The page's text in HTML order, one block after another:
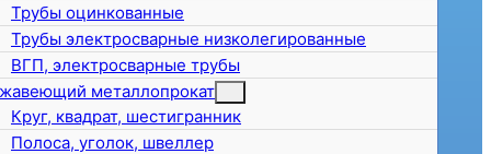
Трубы оцинкованные
Трубы электросварные низколегированные
ВГП, электросварные трубы
металлопрокат
Круг, квадрат, шестигранник
Полоса, уголок, швеллер